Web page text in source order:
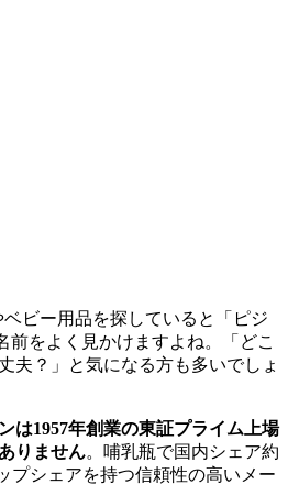
ビー用品を探していると「ピジ
前をよく見かけますよね。「どこ
夫？」と気になる方も多いでしょ
は1957年創業の東証プライム上場
りません。哺乳瓶で国内シェア約
プシェアを持つ信頼性の高いメー